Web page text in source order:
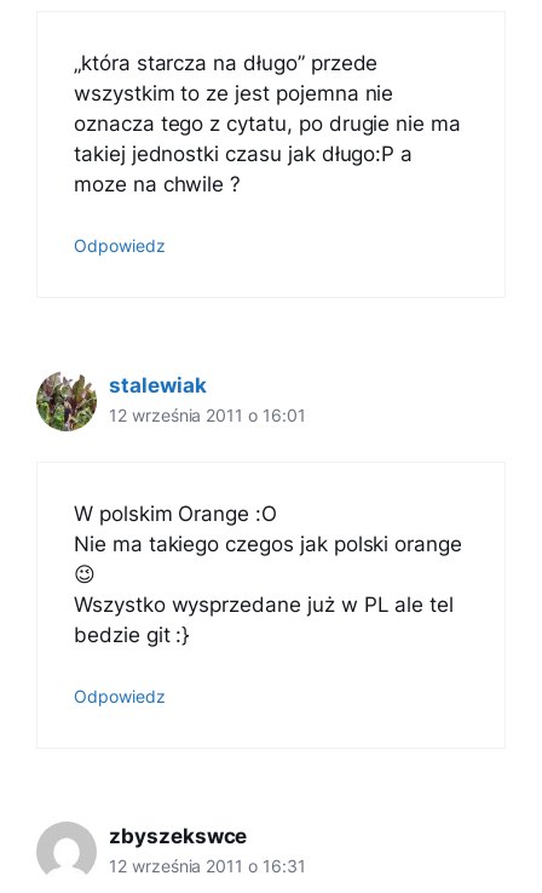
„która starcza na długo” przede
wszystkim to ze jest pojemna nie
oznacza tego z cytatu, po drugie nie ma
takiej jednostki czasu jak długo:P a
moze na chwile ?
Odpowiedz
stalewiak
12 września 2011 o 16:01
W polskim Orange :O
Nie ma takiego czegos jak polski orange
😉
Wszystko wysprzedane już w PL ale tel
bedzie git :}
Odpowiedz
zbyszekswce
12 września 2011 o 16:31